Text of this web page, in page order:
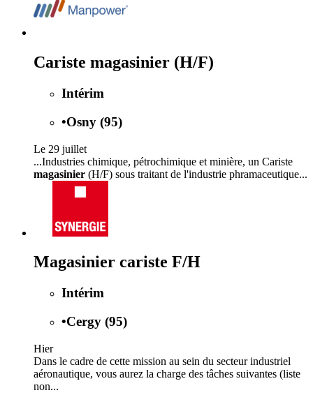
Cariste magasinier (H/F)
Intérim
•Osny (95)
Le 29 juillet
...Industries chimique, pétrochimique et minière, un Cariste
magasinier (H/F) sous traitant de l'industrie phramaceutique...
Magasinier cariste F/H
Intérim
•Cergy (95)
Hier
Dans le cadre de cette mission au sein du secteur industriel
aéronautique, vous aurez la charge des tâches suivantes (liste
non...